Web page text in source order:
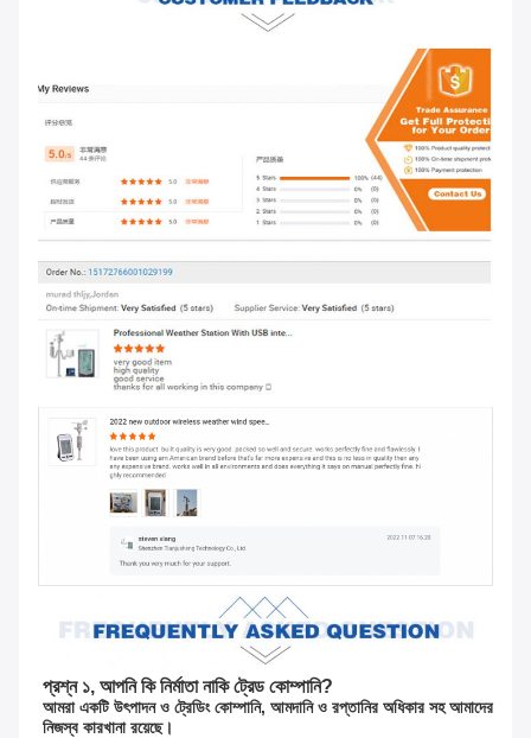
প্রশ্ন ১, আপনি কি নির্মাতা নাকি ট্রেড কোম্পানি?
আমরা একটি উৎপাদন ও ট্রেডিং কোম্পানি, আমদানি ও রপ্তানির অধিকার সহ আমাদের
নিজস্ব কারখানা রয়েছে।